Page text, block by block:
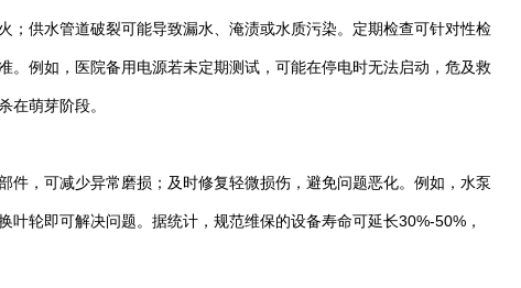
供水管道破裂可能导致漏水、淹渍或水质污染。定期检查可针对性检
例如，医院备用电源若未定期测试，可能在停电时无法启动，危及救
在萌芽阶段。
，可减少异常磨损；及时修复轻微损伤，避免问题恶化。例如，水泵
轮即可解决问题。据统计，规范维保的设备寿命可延长30%-50%，